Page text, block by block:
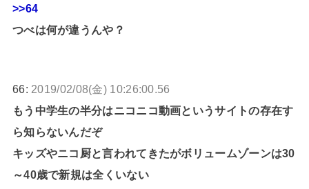
>>64
つべは何が違うんや？
66: 2019/02/08(金) 10:26:00.56
もう中学生の半分はニコニコ動画というサイトの存在す
ら知らないんだぞ
キッズやニコ厨と言われてきたがボリュームゾーンは30
～40歳で新規は全くいない